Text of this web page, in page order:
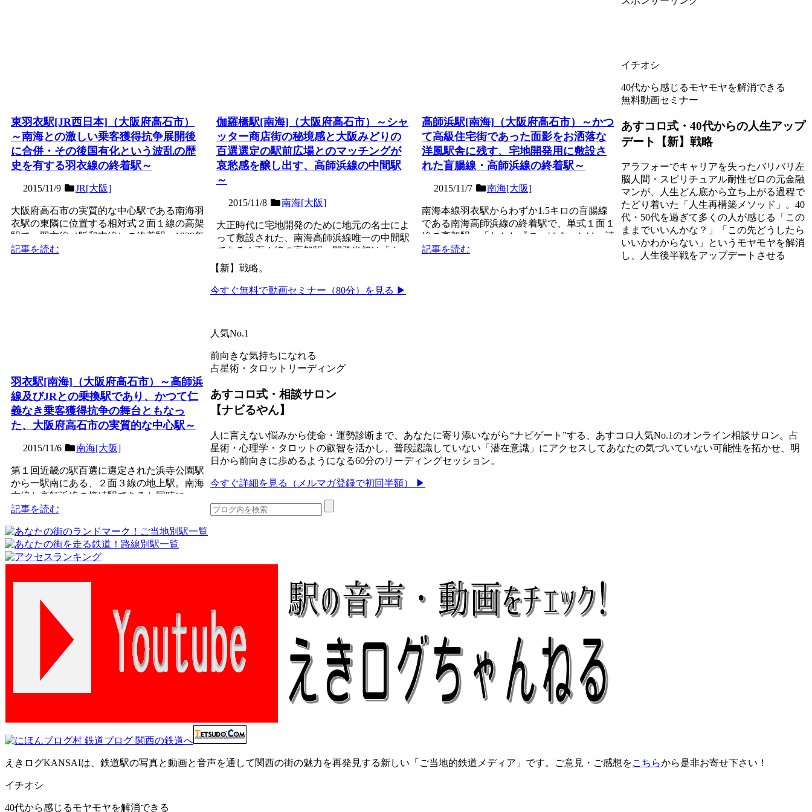
東羽衣駅[JR西日本]（大阪府高石市）
～南海との激しい乗客獲得抗争展開後
に合併・その後国有化という波乱の歴
史を有する羽衣線の終着駅～
2015/11/9 JR[大阪]
大阪府高石市の実質的な中心駅である南海羽
衣駅の東隣に位置する相対式２面１線の高架
駅で、羽衣線（阪和支線）の終着駅。1929年
（昭和4年）に阪...
記事を読む
伽羅橋駅[南海]（大阪府高石市）～シャ
ッター商店街の秘境感と大阪みどりの
百選選定の駅前広場とのマッチングが
哀愁感を醸し出す、高師浜線の中間駅
～
2015/11/8 南海[大阪]
大正時代に宅地開発のために地元の名士によ
って敷設された、南海高師浜線唯一の中間駅
である１面１線の高架駅。開発当初は「キャ
ラバシ園」と呼ばれる...
記事を読む
高師浜駅[南海]（大阪府高石市）～かつ
て高級住宅街であった面影をお洒落な
洋風駅舎に残す、宅地開発用に敷設さ
れた盲腸線・高師浜線の終着駅～
2015/11/7 南海[大阪]
南海本線羽衣駅からわずか1.5キロの盲腸線
である南海高師浜線の終着駅で、単式１面１
線の高架駅。「たかし『の』はま」とは、読
めない可能性が高い...
記事を読む
羽衣駅[南海]（大阪府高石市）～高師浜
線及びJRとの乗換駅であり、かつて仁
義なき乗客獲得抗争の舞台ともなっ
た、大阪府高石市の実質的な中心駅～
2015/11/6 南海[大阪]
第１回近畿の駅百選に選定された浜寺公園駅
から一駅南にある、２面３線の地上駅。南海
本線と高師浜線の接続駅であると同時に、
JR羽衣線（阪和支線・...
記事を読む
イチオシ
40代から感じるモヤモヤを解消できる
無料動画セミナー
あすコロ式・40代からの人生アップ
デート【新】戦略
アラフォーでキャリアを失ったバリバリ左
脳人間・スピリチュアル耐性ゼロの元金融
マンが、人生どん底から立ち上がる過程で
たどり着いた「人生再構築メソッド」。40
代・50代を過ぎて多くの人が感じる「この
ままでいいんかな？」「この先どうしたら
いいかわからない」というモヤモヤを解消
し、人生後半戦をアップデートさせる
【新】戦略。
今すぐ無料で動画セミナー（80分）を見る ▶
人気No.1
前向きな気持ちになれる
占星術・タロットリーディング
あすコロ式・相談サロン
【ナビるやん】
人に言えない悩みから使命・運勢診断まで、あなたに寄り添いながら“ナビゲート”する、あすコロ人気No.1のオンライン相談サロン。占
星術・心理学・タロットの叡智を活かし、普段認識していない「潜在意識」にアクセスしてあなたの気づいていない可能性を拓かせ、明
日から前向きに歩めるようになる60分のリーディングセッション。
今すぐ詳細を見る（メルマガ登録で初回半額） ▶
えきログKANSAIは、鉄道駅の写真と動画と音声を通して関西の街の魅力を再発見する新しい「ご当地的鉄道メディア」です。ご意見・ご感想をこちらから是非お寄せ下さい！
イチオシ
40代から感じるモヤモヤを解消できる